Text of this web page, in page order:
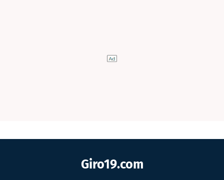
Giro19.com